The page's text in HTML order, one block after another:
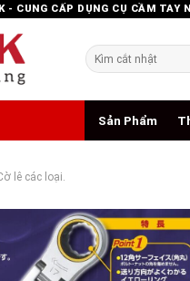
- CUNG CẤP DỤNG CỤ CẦM TAY
Tìm
kiếm:
Sản Phẩm
lê các loại.